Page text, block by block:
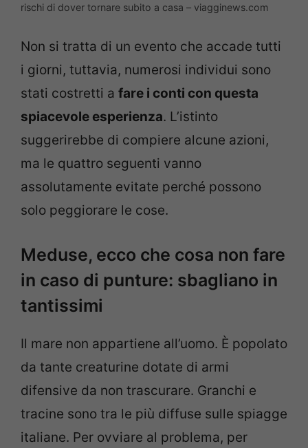
rischi di dover tornare subito a casa – viagginews.com
Non si tratta di un evento che accade tutti
i giorni, tuttavia, numerosi individui sono
stati costretti a fare i conti con questa
spiacevole esperienza. L’istinto
suggerirebbe di compiere alcune azioni,
ma le quattro seguenti vanno
assolutamente evitate perché possono
solo peggiorare le cose.
Meduse, ecco che cosa non fare
in caso di punture: sbagliano in
tantissimi
Il mare non appartiene all’uomo. È popolato
da tante creaturine dotate di armi
difensive da non trascurare. Granchi e
tracine sono tra le più diffuse sulle spiagge
italiane. Per ovviare al problema, per